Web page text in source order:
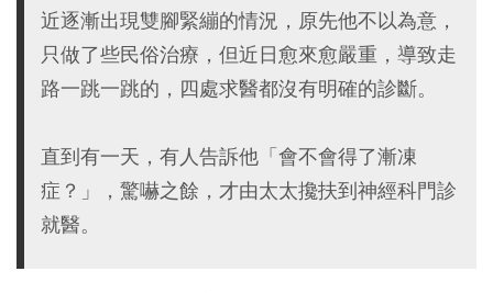
近逐漸出現雙腳緊繃的情況，原先他不以為意，
只做了些民俗治療，但近日愈來愈嚴重，導致走
路一跳一跳的，四處求醫都沒有明確的診斷。
直到有一天，有人告訴他「會不會得了漸凍
症？」，驚嚇之餘，才由太太攙扶到神經科門診
就醫。